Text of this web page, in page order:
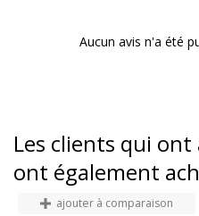
Aucun avis n'a été
Les clients qui
ont également
ajouter à comparaison